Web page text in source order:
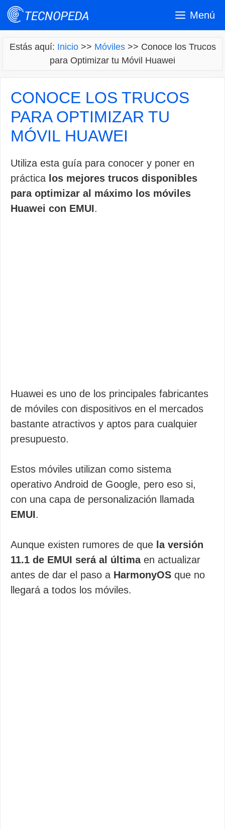
Saltar
Menú
Estás aquí: Inicio>> Móviles>> Conoce los Trucos
para Optimizar tu Móvil Huawei
CONOCE LOS TRUCOS
PARA OPTIMIZAR TU
MÓVIL HUAWEI
Utiliza esta guía para conocer y poner en
práctica los mejores trucos disponibles
para optimizar al máximo los móviles
Huawei con EMUI.
Huawei es uno de los principales fabricantes
de móviles con dispositivos en el mercados
bastante atractivos y aptos para cualquier
presupuesto.
Estos móviles utilizan como sistema
operativo Android de Google, pero eso si,
con una capa de personalización llamada
EMUI.
Aunque existen rumores de que la versión
11.1 de EMUI será al últimaen actualizar
antes de dar el paso a HarmonyOS que no
llegará a todos los móviles.